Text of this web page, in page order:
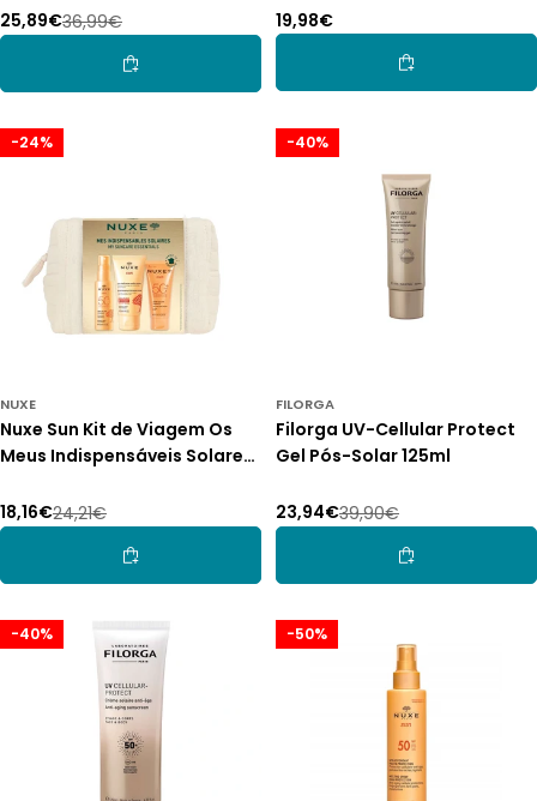
Preço
25,89€
Preço 36,99€
Adicionar Ao Carrinho
Preço
normal
19,98€
Adicionar Ao
-24%
NUXE
Nuxe Sun Kit de Viagem Os
Meus Indispensáveis Solares
Preço
18,16€
Preço24,21€
Adicionar Ao Carrinho
-40%
FILORGA
Filorga UV-Cellular Protect
Gel Pós-Solar 125ml
Preço
23,94€
Preço 39,90€
Adicionar Ao
-40% -50%